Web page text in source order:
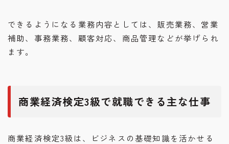
できるようになる業務内容としては、販売業務、営業
補助、事務業務、顧客対応、商品管理などが挙げられ
ます。
商業経済検定3級で就職できる主な仕事
商業経済検定3級は、ビジネスの基礎知識を活かせる